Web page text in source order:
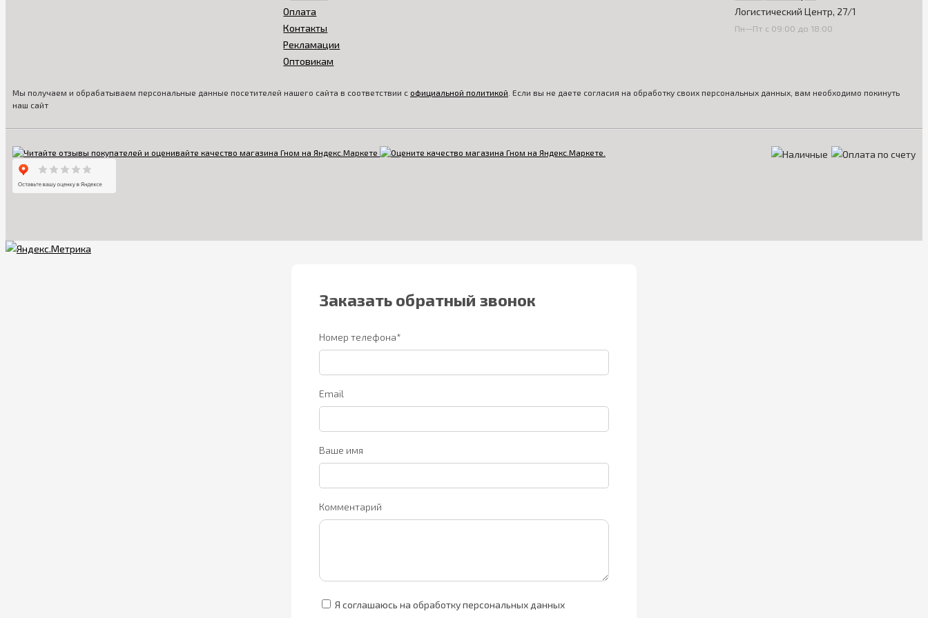
Оплата
Контакты
Рекламации
Оптовикам
Логистический Центр, 27/1
Пн—Пт с 09:00 до 18:00
Мы получаем и обрабатываем персональные данные посетителей нашего сайта в соответствии с официальной политикой . Если вы не даете согласия на обработку своих персональных данных, вам необходимо покинуть
наш сайт
Заказать обратный звонок
Номер телефона*
Email
Ваше имя
Комментарий
Я соглашаюсь на обработку персональных данных